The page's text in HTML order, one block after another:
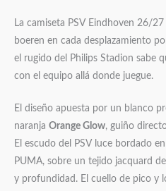
La camiseta PSV Eindhoven 26/
boeren en cada desplazamiento
el rugido del Philips Stadion sabe
con el equipo allá donde juegue.
El diseño apuesta por un blanco
naranja Orange Glow, guiño
El escudo del PSV luce bordado
PUMA, sobre un tejido jacquard
y profundidad. El cuello de pico y